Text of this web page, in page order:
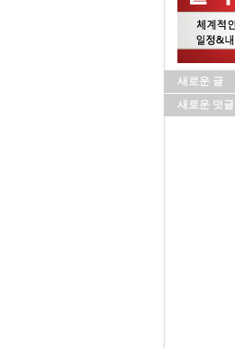
새로운 글
새로운 덧글